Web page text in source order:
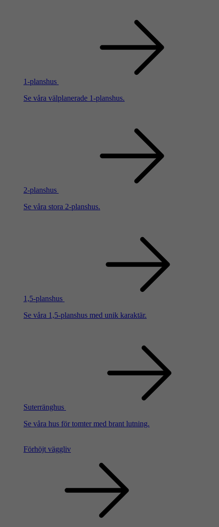
1-planshus
Se våra välplanerade 1-planshus.
2-planshus
Se våra stora 2-planshus.
1,5-planshus
Se våra 1,5-planshus med unik karaktär.
Suterränghus
Se våra hus för tomter med brant lutning.
Förhöjt väggliv